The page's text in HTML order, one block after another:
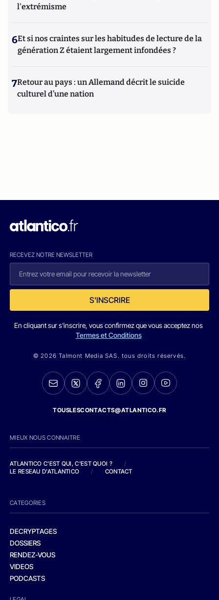
l'extrémisme
6Et si nos craintes sur les habitudes de lecture de la
génération Z étaient largement infondées ?
7Retour au pays : un Allemand décrit le suicide
culturel d’une nation
RECEVEZ NOTRE NEWSLETTER
S'INSCRIRE
En cliquant sur s'inscrire, vous confirmez que vous acceptez nos
Termes et Conditions
© 2026 Talmont Media SAS. tous droits réservés.
TOUSLESCONTACTS@ATLANTICO.FR
MIEUX NOUS CONNAITRE
ATLANTICO C'EST QUI, C'EST QUOI ?
/
LE RESEAU D'ATLANTICO
/ CONTACT
CATEGORIES
DECRYPTAGES
DOSSIERS
RENDEZ-VOUS
VIDEOS
PODCASTS